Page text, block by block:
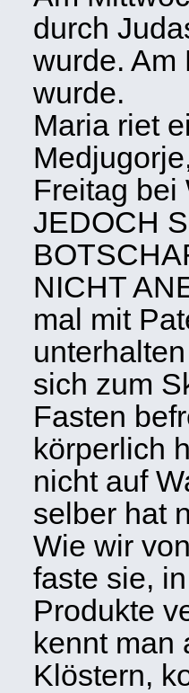
durch
wurde. Am
wurde.
Maria riet
Freitag bei
JEDOCH
NICHT
mal mit
sich zum
Fasten
körperlich
nicht auf
selber hat
Wie wir
faste sie,
Produkte
kennt man
Klöstern,